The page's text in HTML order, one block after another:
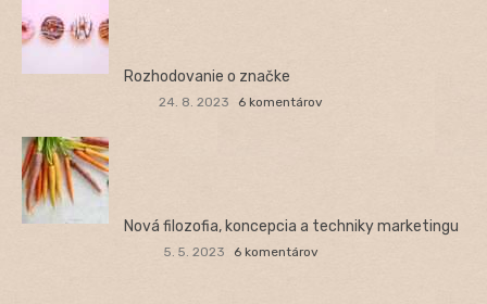
Rozhodovanie o značke
24. 8. 2023 6 komentárov
Nová filozofia, koncepcia a techniky marketingu
5. 5. 2023 6 komentárov